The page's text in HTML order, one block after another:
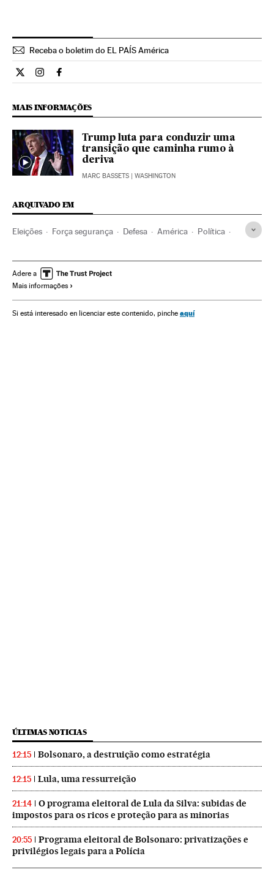
Receba o boletim do EL PAÍS América
Internacional El País Brasil en Twitter
Internacional El País Brasil en Instagram
Internacional El País Brasil en Facebook
MAIS INFORMAÇÕES
Trump luta para conduzir uma
transição que caminha rumo à
deriva
MARC BASSETS | WASHINGTON
ARQUIVADO EM
Eleições Força segurança Defesa América Política
Serviços inteligência Estados Unidos
Eleições presidenciais
América do Norte Jeff Sessions Mike Pompeo
Adere a
Mais informações
Si está interesado en licenciar este contenido, pinche aquí
ÚLTIMAS NOTICIAS
12:15 Bolsonaro, a destruição como estratégia
12:15 Lula, uma ressurreição
21:14
O programa eleitoral de Lula da Silva: subidas de
impostos para os ricos e proteção para as minorias
20:55
Programa eleitoral de Bolsonaro: privatizações e
privilégios legais para a Polícia